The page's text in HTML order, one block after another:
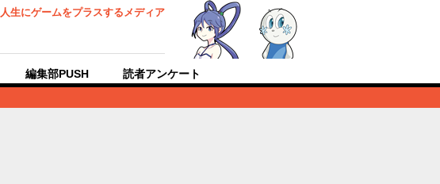
人生にゲームをプラスするメディア
編集部PUSH 読者アンケート